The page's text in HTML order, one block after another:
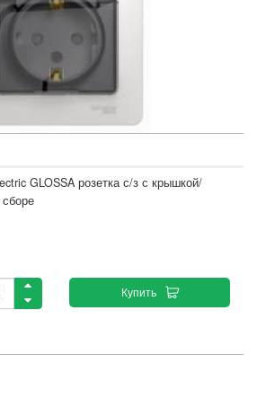
GLOSSA розетка с/з с крышкой/
Купить